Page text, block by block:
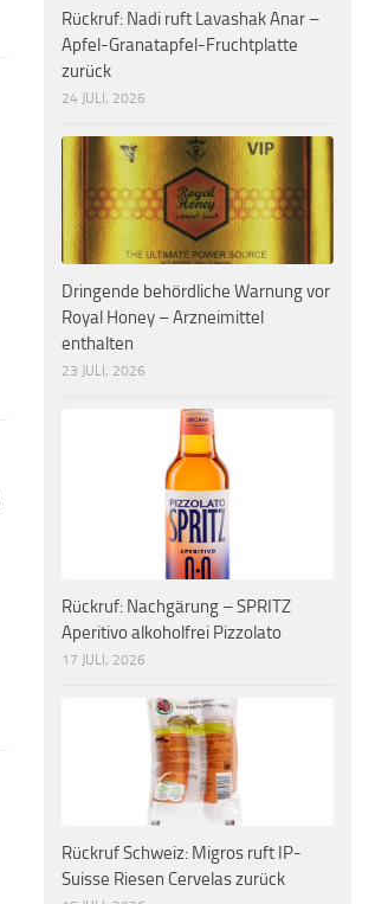
Rückruf: Nadi ruft Lavashak Anar –
Apfel-Granatapfel-Fruchtplatte
zurück
24 JULI, 2026
Dringende behördliche Warnung vor
Royal Honey – Arzneimittel
enthalten
23 JULI, 2026
Rückruf: Nachgärung – SPRITZ
Aperitivo alkoholfrei Pizzolato
17 JULI, 2026
Rückruf Schweiz: Migros ruft IP-
Suisse Riesen Cervelas zurück